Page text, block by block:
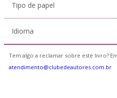
Tipo de papel
Idioma
Tem algo a reclamar sobre este livro?
atendimento@clubedeautores.com.br